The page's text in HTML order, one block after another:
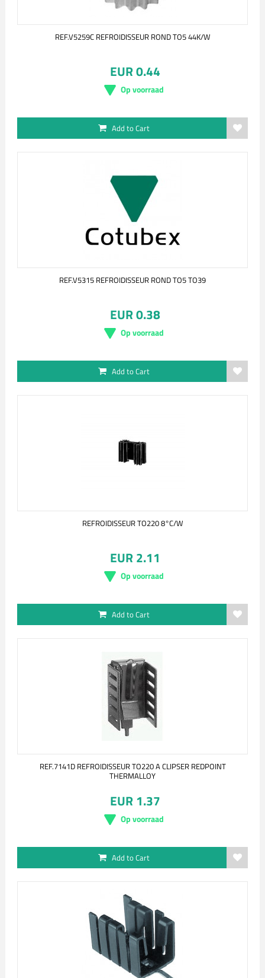
REF.V5259C REFROIDISSEUR ROND TO5 44K/W
EUR 0.44
Op voorraad
Add to Cart
REF.V5315 REFROIDISSEUR ROND TO5 TO39
EUR 0.38
Op voorraad
Add to Cart
REFROIDISSEUR TO220 8°C/W
EUR 2.11
Op voorraad
Add to Cart
REF.7141D REFROIDISSEUR TO220 A CLIPSER REDPOINT
THERMALLOY
EUR 1.37
Op voorraad
Add to Cart